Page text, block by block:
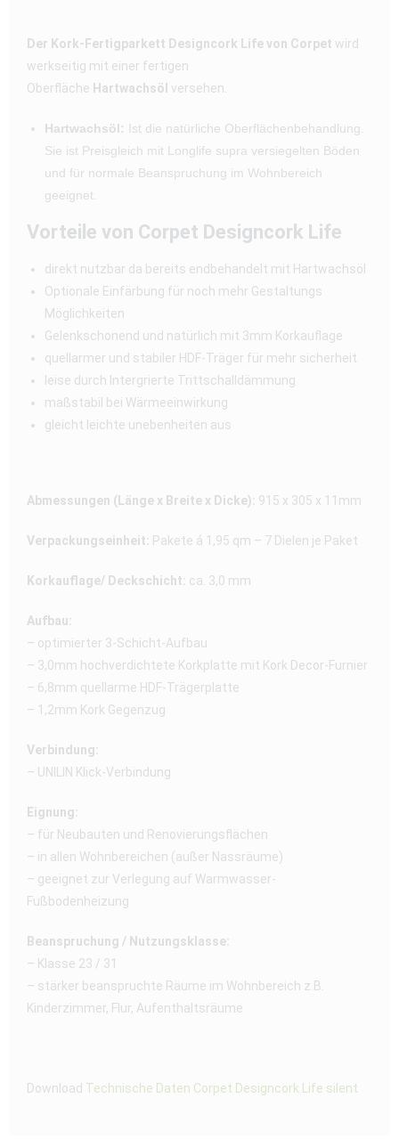
Der Kork-Fertigparkett Designcork Life von Corpet wird
werkseitig mit einer fertigen
Oberfläche Hartwachsöl versehen.
Hartwachsöl:
Ist die natürliche Oberflächenbehandlung.
Sie ist Preisgleich mit Longlife supra versiegelten Böden
und für normale Beanspruchung im Wohnbereich
geeignet.
Vorteile von Corpet Designcork Life
direkt nutzbar da bereits endbehandelt mit Hartwachsöl
Optionale Einfärbung für noch mehr Gestaltungs
Möglichkeiten
Gelenkschonend und natürlich mit 3mm Korkauflage
quellarmer und stabiler HDF-Träger für mehr sicherheit
leise durch Intergrierte Trittschalldämmung
maßstabil bei Wärmeeinwirkung
gleicht leichte unebenheiten aus
Abmessungen (Länge x Breite x Dicke): 915 x 305 x 11mm
Verpackungseinheit: Pakete á 1,95 qm – 7 Dielen je Paket
Korkauflage/ Deckschicht: ca. 3,0 mm
Aufbau:
– optimierter 3-Schicht-Aufbau
– 3,0mm hochverdichtete Korkplatte mit Kork Decor-Furnier
– 6,8mm quellarme HDF-Trägerplatte
– 1,2mm Kork Gegenzug
Verbindung:
– UNILIN Klick-Verbindung
Eignung:
– für Neubauten und Renovierungsflächen
– in allen Wohnbereichen (außer Nassräume)
– geeignet zur Verlegung auf Warmwasser-
Fußbodenheizung
Beanspruchung / Nutzungsklasse:
– Klasse 23 / 31
– stärker beanspruchte Räume im Wohnbereich z.B.
Kinderzimmer, Flur, Aufenthaltsräume
Download Technische Daten Corpet Designcork Life silent